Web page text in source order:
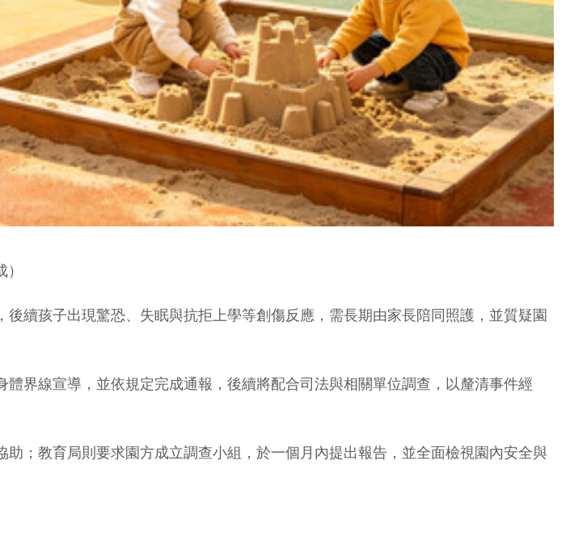
續孩子出現驚恐、失眠與抗拒上學等創傷反應，需長期由家長陪同照護，並質疑園
界線宣導，並依規定完成通報，後續將配合司法與相關單位調查，以釐清事件經
；教育局則要求園方成立調查小組，於一個月內提出報告，並全面檢視園內安全與